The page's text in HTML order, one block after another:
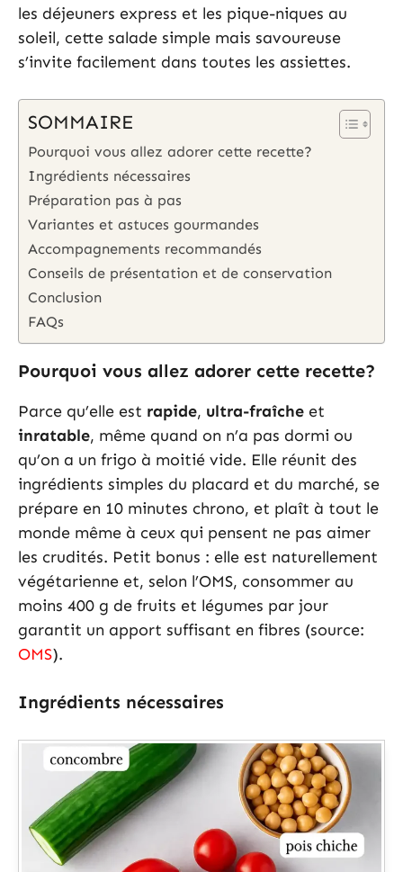
les déjeuners express et les pique-niques au
soleil, cette salade simple mais savoureuse
s’invite facilement dans toutes les assiettes.
SOMMAIRE
Pourquoi vous allez adorer cette recette?
Ingrédients nécessaires
Préparation pas à pas
Variantes et astuces gourmandes
Accompagnements recommandés
Conseils de présentation et de conservation
Conclusion
FAQs
Pourquoi vous allez adorer cette recette?
Parce qu’elle est rapide, ultra-fraîche et
inratable, même quand on n’a pas dormi ou
qu’on a un frigo à moitié vide. Elle réunit des
ingrédients simples du placard et du marché, se
prépare en 10 minutes chrono, et plaît à tout le
monde même à ceux qui pensent ne pas aimer
les crudités. Petit bonus : elle est naturellement
végétarienne et, selon l’OMS, consommer au
moins 400 g de fruits et légumes par jour
garantit un apport suffisant en fibres (source:
OMS).
Ingrédients nécessaires